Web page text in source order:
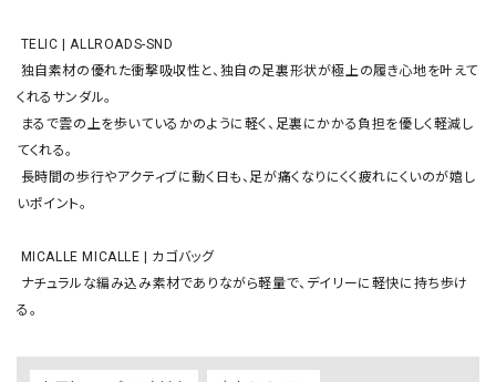
くれるサンダル。
てくれる。
いポイント。
る。